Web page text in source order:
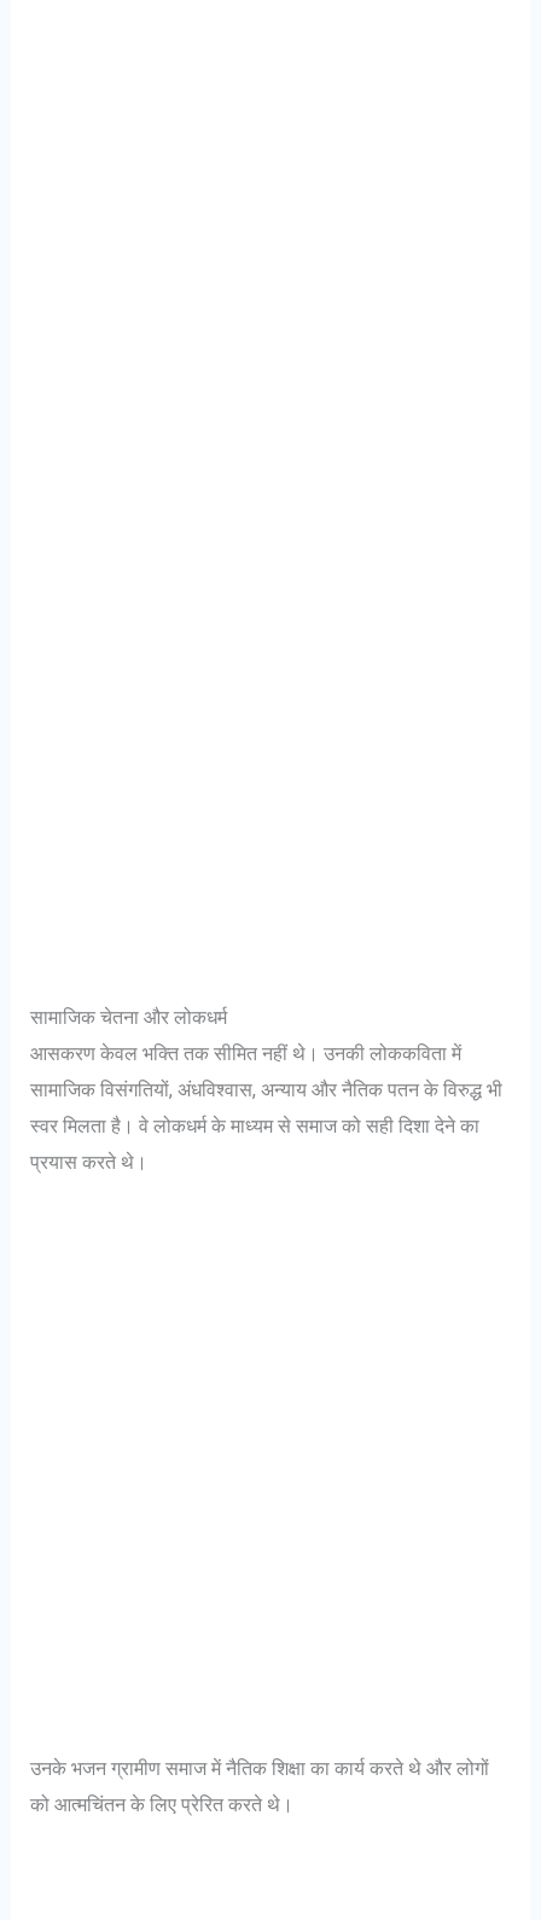
सामाजिक चेतना और लोकधर्म
आसकरण केवल भक्ति तक सीमित नहीं थे। उनकी लोककविता में
सामाजिक विसंगतियों, अंधविश्वास, अन्याय और नैतिक पतन के विरुद्ध भी
स्वर मिलता है। वे लोकधर्म के माध्यम से समाज को सही दिशा देने का
प्रयास करते थे।
उनके भजन ग्रामीण समाज में नैतिक शिक्षा का कार्य करते थे और लोगों
को आत्मचिंतन के लिए प्रेरित करते थे।